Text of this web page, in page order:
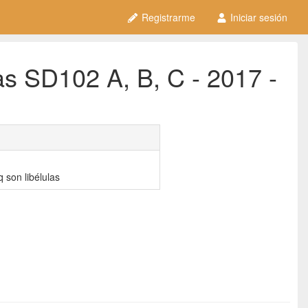
Registrarme Iniciar sesión
SD102 A, B, C - 2017 -
son libélulas